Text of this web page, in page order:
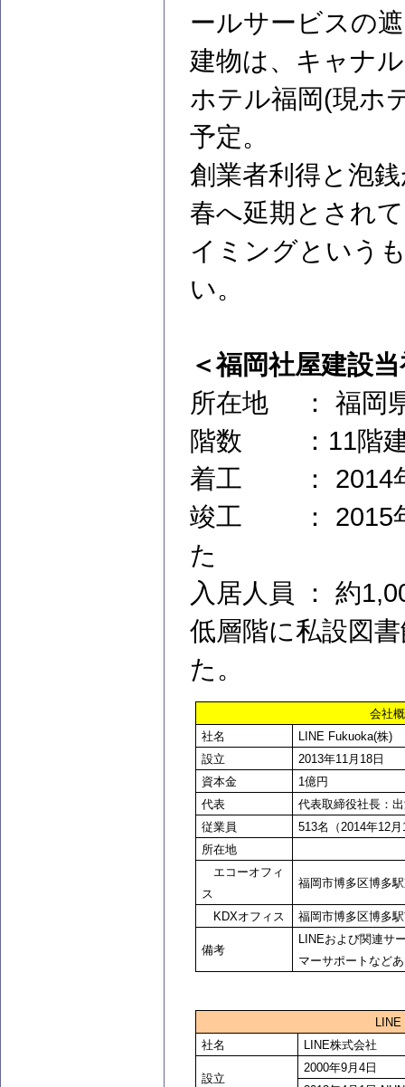
ールサービスの
建物は、キャナ
ホテル福岡(現ホ
予定。
創業者利得と泡
春へ延期とされ
イミングという
い。
＜福岡社屋建設
所在地 ： 福岡
階数 ：11階建
着工 ： 2014
竣工 ： 2015
た
入居人員 ： 約
低層階に私設図
た。
会社
社名
LINE Fukuoka(株)
設立
2013年11月18日
資本金
1億円
代表
代表取締役社長：
従業員
513名（2014年12
所在地
エコーオフィ
ス
福岡市博多区博多
KDXオフィス 福岡市博多区博多
備考
LINEおよび関連サ
マーサポートなど
LINE
社名
LINE株式会社
設立
2000年9月4日